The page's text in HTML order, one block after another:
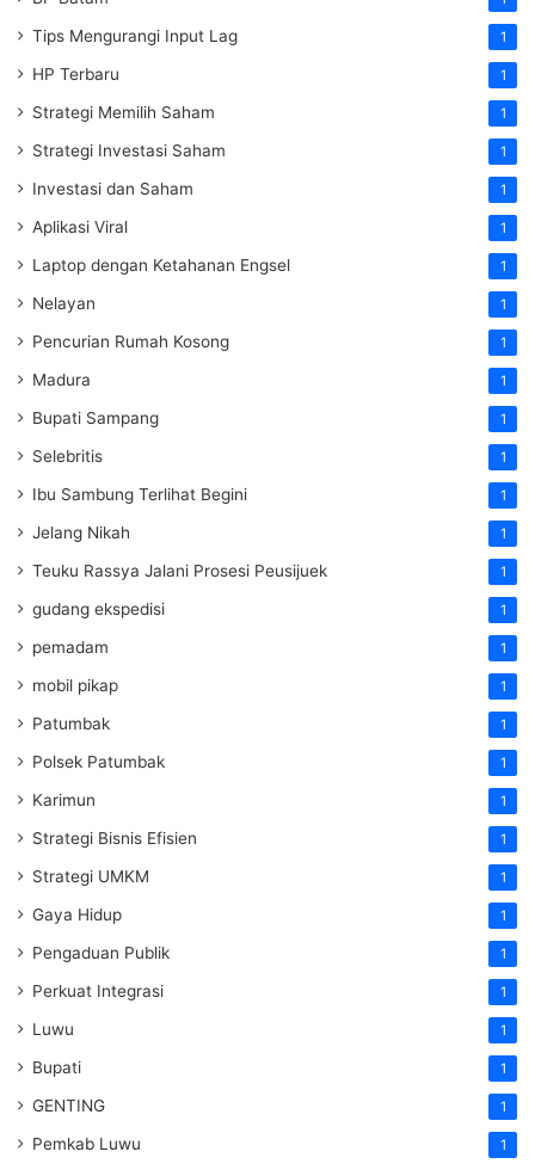
Tips Mengurangi Input Lag 1
HP Terbaru 1
Strategi Memilih Saham 1
Strategi Investasi Saham 1
Investasi dan Saham 1
Aplikasi Viral 1
Laptop dengan Ketahanan Engsel 1
Nelayan 1
Pencurian Rumah Kosong 1
Madura 1
Bupati Sampang 1
Selebritis 1
Ibu Sambung Terlihat Begini 1
Jelang Nikah 1
Teuku Rassya Jalani Prosesi Peusijuek 1
gudang ekspedisi 1
pemadam 1
mobil pikap 1
Patumbak 1
Polsek Patumbak 1
Karimun 1
Strategi Bisnis Efisien 1
Strategi UMKM 1
Gaya Hidup 1
Pengaduan Publik 1
Perkuat Integrasi 1
Luwu 1
Bupati 1
GENTING 1
Pemkab Luwu 1